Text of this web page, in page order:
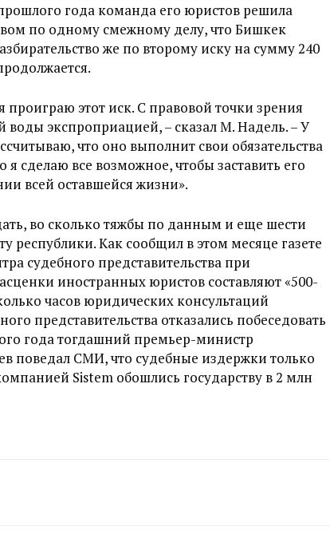
года команда его юристов решила
по одному смежному делу, что Бишкек
же по второму иску на сумму 240
проиграю этот иск. С правовой точки зрения
экспроприацией, – сказал М. Надель. – У
что оно выполнит свои обязательства
сделаю все возможное, чтобы заставить его
всей оставшейся жизни».
во сколько тяжбы по данным и еще шести
Как сообщил в этом месяце газете
судебного представительства при
иностранных юристов составляют «500-
часов юридических консультаций
представительства отказались побеседовать
года тогдашний премьер-министр
поведал СМИ, что судебные издержки только
Sistem обошлись государству в 2 млн